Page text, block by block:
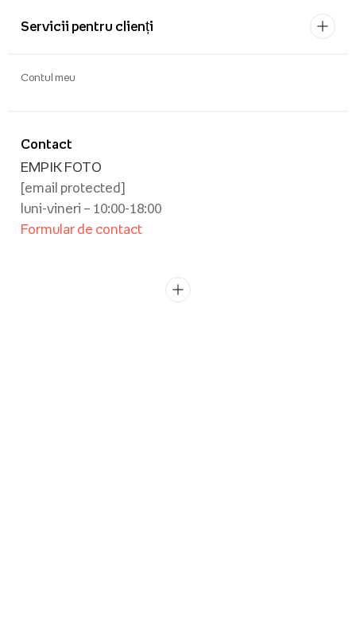
Servicii pentru clienți
Contact
EMPIK FOTO
[email protected]
luni-vineri – 10:00-18:00
Formular de contact
Contul meu